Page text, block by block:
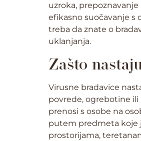
uzroka,
efikasno suočavanje
treba da znate o
uklanjanja.
Zašto
Virusne bradavice
povrede, ogrebotine ili
prenosi s osobe na
putem predmeta koje
prostorijama,